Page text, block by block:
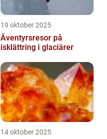
19 oktober 2025
Äventyrsresor på
isklättring i glaciärer
14 oktober 2025